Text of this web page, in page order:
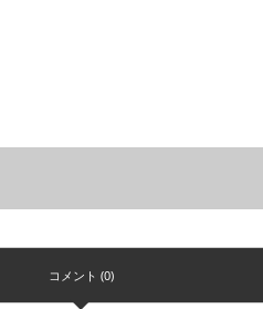
コメント (0)